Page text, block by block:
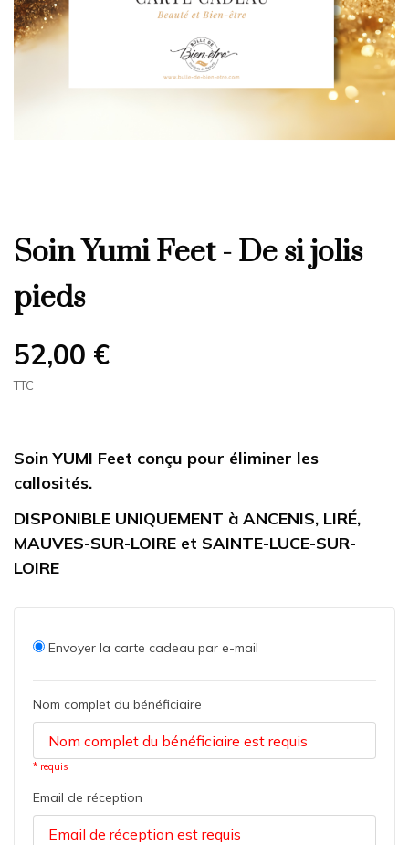
Soin Yumi Feet - De si jolis
pieds
52,00 €
TTC
Soin YUMI Feet conçu pour éliminer les
callosités.
DISPONIBLE UNIQUEMENT à ANCENIS, LIRÉ,
MAUVES-SUR-LOIRE et SAINTE-LUCE-SUR-
LOIRE
Envoyer la carte cadeau par e-mail
Nom complet du bénéficiaire
* requis
Email de réception